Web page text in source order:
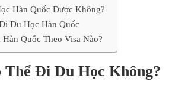
Hàn Quốc Được Không?
Du Học Hàn Quốc
Quốc Theo Visa Nào?
Đi Du Học Không?